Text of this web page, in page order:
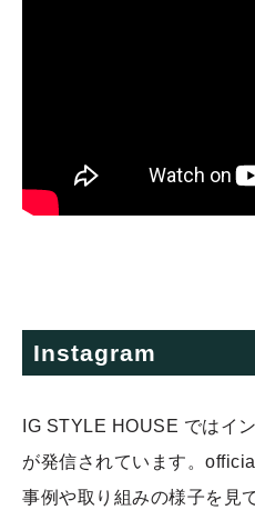
Instagram
IG STYLE HOUSE ではイ
が発信されています。
事例や取り組みの様子を見